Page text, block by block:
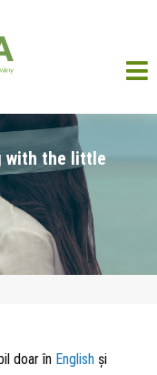
with the little
doar în English și